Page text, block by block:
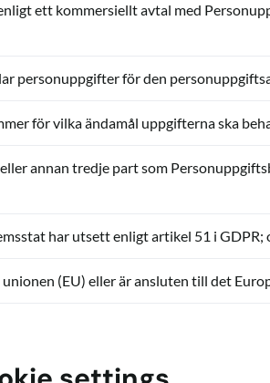
ett kommersiellt avtal med
personuppgifter för den
för vilka ändamål uppgifterna ska
annan tredje part som
har utsett enligt artikel 51 i GDPR;
(EU) eller är ansluten till det
information om klick och besök